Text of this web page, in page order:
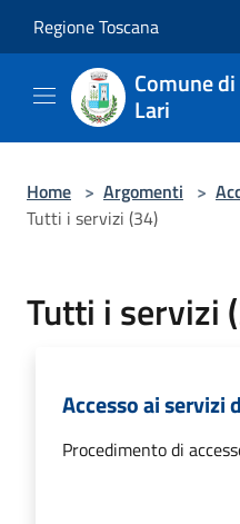
Regione Toscana
Comune
Lari
Home > Argomenti >
Tutti i servizi (34)
Tutti i servizi
Accesso ai servizi
Procedimento di